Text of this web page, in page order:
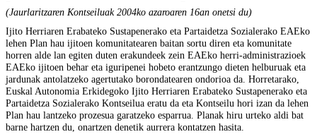
(Jaurlaritzaren Kontseiluak 2004ko azaroaren 16an onetsi du)
Ijito Herriaren Erabateko Sustapenerako eta Partaidetza Sozialerako EAEko
lehen Plan hau ijitoen komunitatearen baitan sortu diren eta komunitate
horren alde lan egiten duten erakundeek zein EAEko herri-administrazioek
EAEko ijitoen behar eta iguripenei hobeto erantzungo dieten helburuak eta
jardunak antolatzeko agertutako borondatearen ondorioa da. Horretarako,
Euskal Autonomia Erkidegoko Ijito Herriaren Erabateko Sustapenerako eta
Partaidetza Sozialerako Kontseilua eratu da eta Kontseilu hori izan da lehen
Plan hau lantzeko prozesua garatzeko esparrua. Planak hiru urteko aldi bat
barne hartzen du, onartzen denetik aurrera kontatzen hasita.